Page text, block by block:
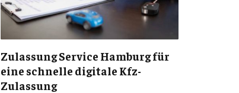
Zulassung Service Hamburg für
eine schnelle digitale Kfz-
Zulassung